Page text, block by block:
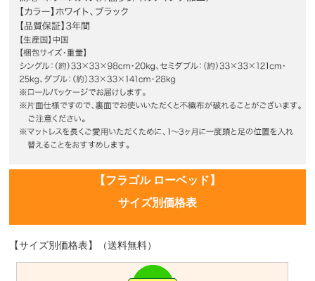
【フラゴル ローベッド】
サイズ別価格表
【サイズ別価格表】（送料無料）